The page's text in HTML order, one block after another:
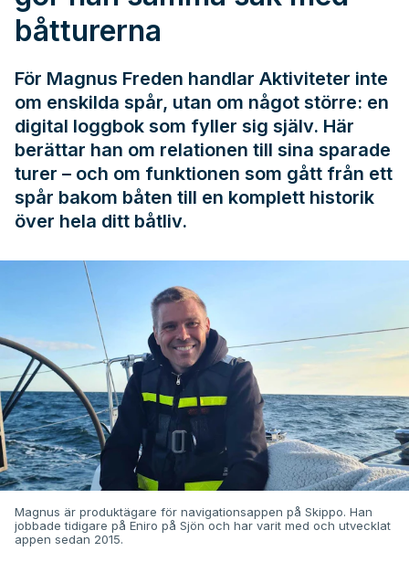
båtturerna
För Magnus Freden handlar Aktiviteter inte
om enskilda spår, utan om något större: en
digital loggbok som fyller sig själv. Här
berättar han om relationen till sina sparade
turer – och om funktionen som gått från ett
spår bakom båten till en komplett historik
över hela ditt båtliv.
Magnus är produktägare för navigationsappen på Skippo. Han
jobbade tidigare på Eniro på Sjön och har varit med och utvecklat
appen sedan 2015.